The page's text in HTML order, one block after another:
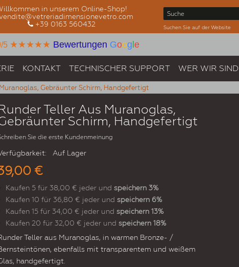
in unserem Online-Shop!
+39 0163 560432
Suchen Sie auf der Website
5 ★★★★★ Bewertungen Goog e
KONTAKT TECHNISCHER SUPPORT WER WIR SIND
Gebräunter Schirm, Handgefertigt
Teller Aus Muranoglas,
Schirm, Handgefertigt
Sie die erste Kundenmeinung
Auf Lager
€
Kaufen 5 für 38,00 € jeder und speichern 3%
Kaufen 10 für 36,80 € jeder und speichern 6%
Kaufen 15 für 34,00 € jeder und speichern 13%
Kaufen 20 für 32,00 € jeder und speichern 18%
Teller aus Muranoglas, in warmen Bronze- /
ebenfalls mit transparentem und weißem
handgefertigt.